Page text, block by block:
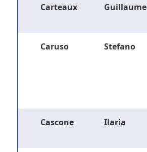
Carteaux Guillaume
Caruso Stefano
Cascone Ilaria